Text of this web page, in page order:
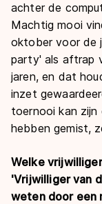
achter de
Machtig mooi
oktober voor de
party' als aftrap
jaren, en dat
inzet
toernooi kan
hebben gemist,
Welke
'Vrijwilliger van
weten door een